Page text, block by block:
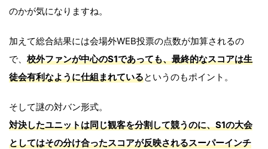
のかが気になりますね。
加えて総合結果には会場外WEB投票の点数が加算されるの
で、 校外ファンが中心のS1であっても、最終的なスコアは生
徒会有利なように仕組まれているというのもポイント。
そして謎の対バン形式。
対決したユニットは同じ観客を分割して競うのに、S1の大会
としてはその分け合ったスコアが反映されるスーパーインチ